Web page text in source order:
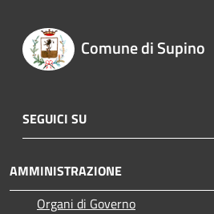
Comune di Supino
SEGUICI SU
AMMINISTRAZIONE
Organi di Governo